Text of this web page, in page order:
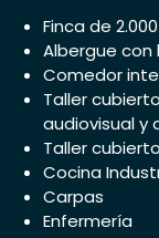
Finca de
Albergue
Comedor
Taller
audiovisual y
Taller
Cocina
Carpas
Enfermería